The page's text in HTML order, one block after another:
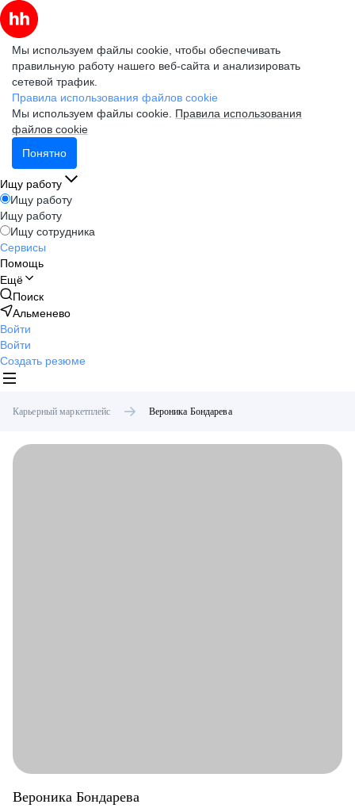
Мы используем файлы cookie, чтобы обеспечивать
правильную работу нашего веб-сайта и анализировать
сетевой трафик.
Правила использования файлов cookie
Мы используем файлы cookie. Правила использования
файлов cookie
Понятно
Ищу работу
Ищу работу
Ищу работу
Ищу сотрудника
Сервисы
Помощь
Ещё
Поиск
Альменево
Войти
Войти
Создать резюме
Карьерный маркетплейс Вероника Бондарева
Вероника Бондарева